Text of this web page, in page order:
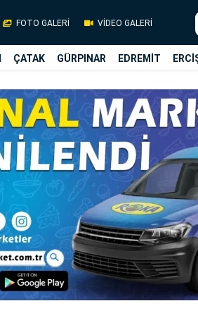
FOTO GALERİ VİDEO GALERİ
ÇATAK GÜRPINAR EDREMİT